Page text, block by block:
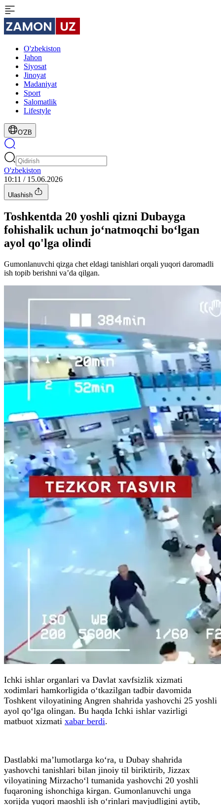
O'zbekiston
Jahon
Siyosat
Jinoyat
Madaniyat
Sport
Salomatlik
Lifestyle
O'ZB
O'zbekiston
10:11 / 15.06.2026
Ulashish
Toshkentda 20 yoshli qizni Dubayga
fohishalik uchun jo‘natmoqchi bo‘lgan
ayol qo'lga olindi
Gumonlanuvchi qizga chet eldagi tanishlari orqali yuqori daromadli
ish topib berishni va’da qilgan.
Ichki ishlar organlari va Davlat xavfsizlik xizmati
xodimlari hamkorligida o‘tkazilgan tadbir davomida
Toshkent viloyatining Angren shahrida yashovchi 25 yoshli
ayol qo‘lga olingan. Bu haqda Ichki ishlar vazirligi
matbuot xizmati xabar berdi.
Dastlabki ma’lumotlarga ko‘ra, u Dubay shahrida
yashovchi tanishlari bilan jinoiy til biriktirib, Jizzax
viloyatining Mirzacho‘l tumanida yashovchi 20 yoshli
fuqaroning ishonchiga kirgan. Gumonlanuvchi unga
xorijda yuqori maoshli ish o‘rinlari mavjudligini aytib,